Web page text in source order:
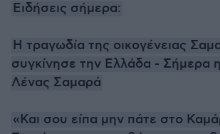
Ειδήσεις σήμερα:
H τραγωδία της οικογένειας
συγκίνησε την Ελλάδα - Σήμερα
Λένας Σαμαρά
«Και σου είπα μην πάτε στο